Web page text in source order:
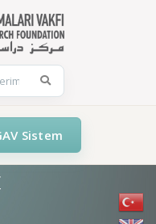
Sistem